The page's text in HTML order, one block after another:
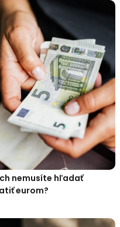
nemusíte hľadať
eurom?